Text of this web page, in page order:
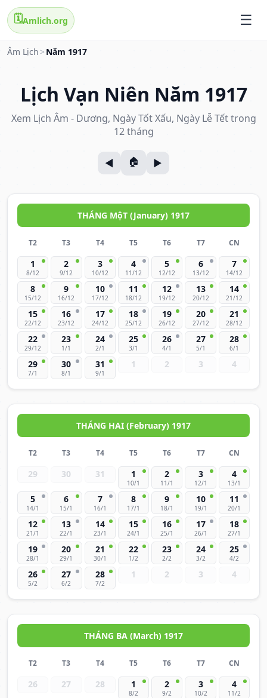
🗓️Amlich.org
Âm Lịch > Năm 1917
Lịch Vạn Niên Năm 1917
Xem Lịch Âm - Dương, Ngày Tốt Xấu, Ngày Lễ Tết trong
12 tháng
THÁNG MộT (January) 1917
T2 T3 T4 T5 T6 T7 CN
1
8/12
2
9/12
3
10/12
4
11/12
5
12/12
6
13/12
7
14/12
8
15/12
9
16/12
10
17/12
11
18/12
12
19/12
13
20/12
14
21/12
15
22/12
16
23/12
17
24/12
18
25/12
19
26/12
20
27/12
21
28/12
22
29/12
23
1/1
24
2/1
25
3/1
26
4/1
27
5/1
28
6/1
29
7/1
30
8/1
31
9/1
1 2 3 4
THÁNG HAI (February) 1917
T2 T3 T4 T5 T6 T7 CN
29 30 31 1
10/1
2
11/1
3
12/1
4
13/1
5
14/1
6
15/1
7
16/1
8
17/1
9
18/1
10
19/1
11
20/1
12
21/1
13
22/1
14
23/1
15
24/1
16
25/1
17
26/1
18
27/1
19
28/1
20
29/1
21
30/1
22
1/2
23
2/2
24
3/2
25
4/2
26
5/2
27
6/2
28
7/2
1 2 3 4
THÁNG BA (March) 1917
T2 T3 T4 T5 T6 T7 CN
26 27 28 1
8/2
2
9/2
3
10/2
4
11/2